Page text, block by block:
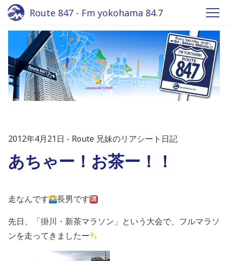
Route 847 - Fm yokohama 84.7
2012年4月21日 Route 兄妹のリアシート日記
あちゃー！お茶ー！！
走なんです
長男です
先日、「掛川・新茶マラソン」という大会で、フルマラソ
ンを走ってきましたー